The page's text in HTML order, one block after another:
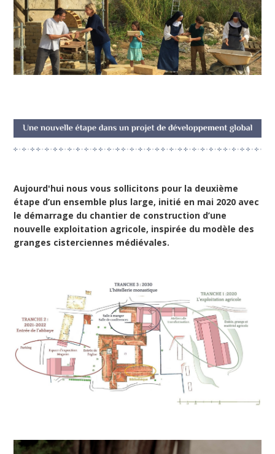
Aujourd'hui nous vous sollicitons pour la deuxième
étape d’un ensemble plus large, initié en mai 2020 avec
le démarrage du chantier de construction d’une
nouvelle exploitation agricole, inspirée du modèle des
granges cisterciennes médiévales.